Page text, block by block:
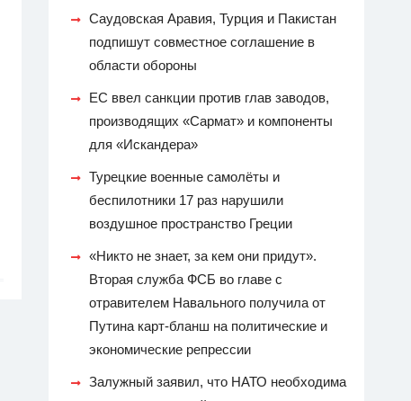
Саудовская Аравия, Турция и Пакистан
подпишут совместное соглашение в
области обороны
ЕС ввел санкции против глав заводов,
производящих «Сармат» и компоненты
для «Искандера»
Турецкие военные самолёты и
беспилотники 17 раз нарушили
воздушное пространство Греции
«Никто не знает, за кем они придут».
Вторая служба ФСБ во главе с
отравителем Навального получила от
Путина карт-бланш на политические и
экономические репрессии
Залужный заявил, что НАТО необходима